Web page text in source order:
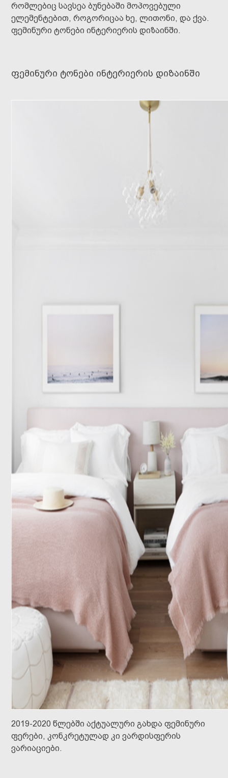
რომლებიც სავსეა ბუნებაში მოპოვებული
ელემენტებით, როგორიცაა ხე, ლითონი, და ქვა.
ფემინური ტონები ინტერიერის დიზაინში.
ფემინური ტონები ინტერიერის დიზაინში
2019-2020 წლებში აქტუალური გახდა ფემინური
ფერები, კონკრეტულად კი ვარდისფერის
ვარიაციები.